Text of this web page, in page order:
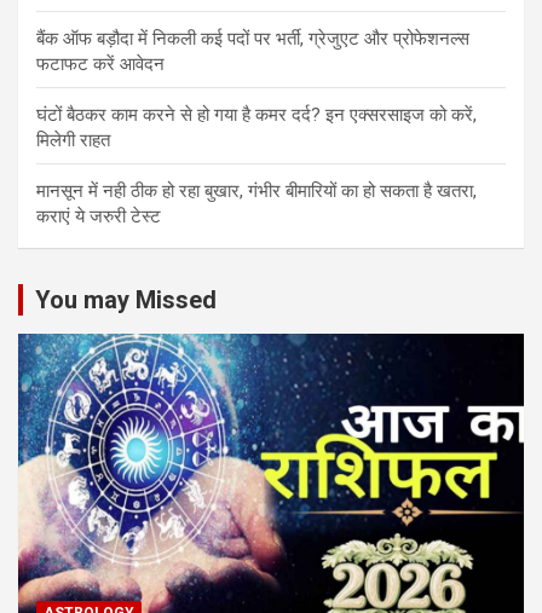
बैंक ऑफ बड़ौदा में निकली कई पदों पर भर्ती, ग्रेजुएट और प्रोफेशनल्स
फटाफट करें आवेदन
घंटों बैठकर काम करने से हो गया है कमर दर्द? इन एक्सरसाइज को करें,
मिलेगी राहत
मानसून में नही ठीक हो रहा बुखार, गंभीर बीमारियों का हो सकता है खतरा,
कराएं ये जरुरी टेस्ट
You may Missed